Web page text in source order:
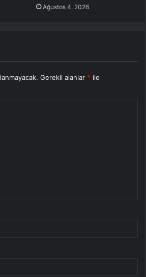
Ağustos 4, 2026
Gerekli alanlar * ile